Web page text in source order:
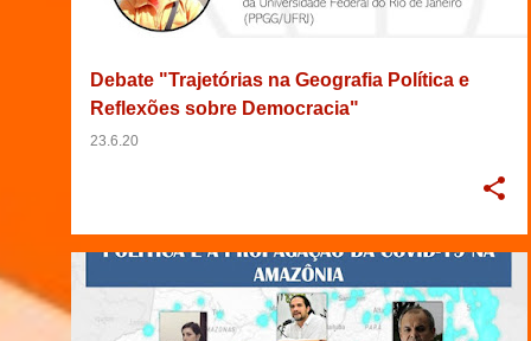
Debate "Trajetórias na Geografia Política e
Reflexões sobre Democracia"
23.6.20
AMAZONAS AMAZÔNIA BRASIL 6